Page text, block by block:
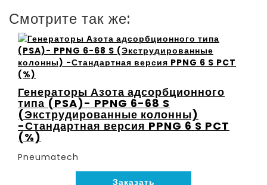
Смотрите так же:
Генераторы Азота адсорбционного
типа (PSA)- PPNG 6-68 S
(Экструдированные колонны)
-Стандартная версия PPNG 6 S PCT
(%)
Pneumatech
Заказать